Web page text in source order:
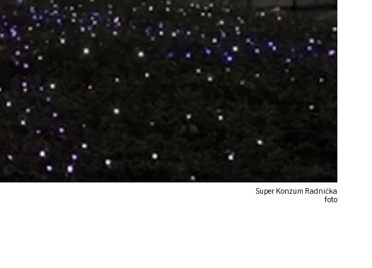
Super Konzum Radnička
foto